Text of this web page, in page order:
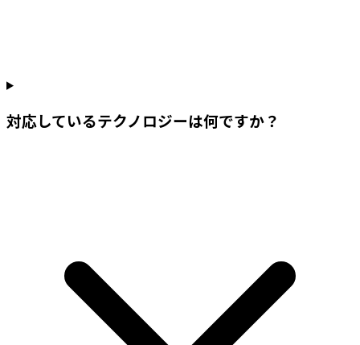
対応しているテクノロジーは何ですか？